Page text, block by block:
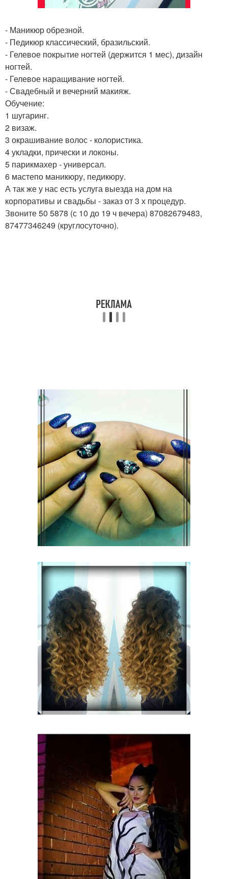
- Маникюр обрезной.
- Педикюр классический, бразильский.
- Гелевое покрытие ногтей (держится 1 мес), дизайн
ногтей.
- Гелевое наращивание ногтей.
- Свадебный и вечерний макияж.
Обучение:
1 шугаринг.
2 визаж.
3 окрашивание волос - колористика.
4 укладки, прически и локоны.
5 парикмахер - универсал.
6 мастепо маникюру, педикюру.
А так же у нас есть услуга выезда на дом на
корпоративы и свадьбы - заказ от 3 х процедур.
Звоните 50 5878 (с 10 до 19 ч вечера) 87082679483,
87477346249 (круглосуточно).